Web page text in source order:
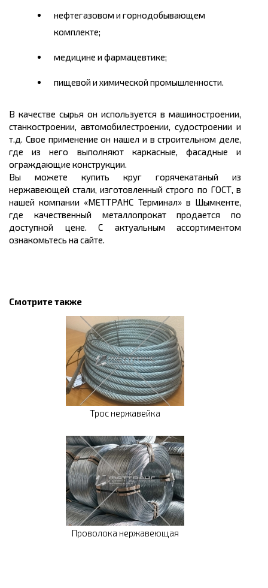
нефтегазовом и горнодобывающем
комплекте;
медицине и фармацевтике;
пищевой и химической промышленности.
В качестве сырья он используется в машиностроении,
станкостроении, автомобилестроении, судостроении и
т.д. Свое применение он нашел и в строительном деле,
где из него выполняют каркасные, фасадные и
ограждающие конструкции.
Вы можете купить круг горячекатаный из
нержавеющей стали, изготовленный строго по ГОСТ, в
нашей компании «МЕТТРАНС Терминал» в Шымкенте,
где качественный металлопрокат продается по
доступной цене. С актуальным ассортиментом
ознакомьтесь на сайте.
Смотрите также
Трос нержавейка
Проволока нержавеющая